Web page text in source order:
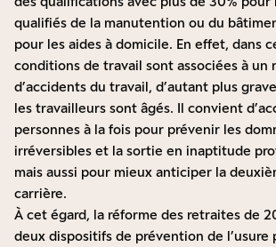
qualifiés de la manutention ou du
pour les aides à domicile. En effet, dans
conditions de travail sont associées à un
d’accidents du travail, d’autant plus
les travailleurs sont âgés. Il convient
personnes à la fois pour prévenir les
irréversibles et la sortie en inaptitude
mais aussi pour mieux anticiper la
carrière.
À cet égard, la réforme des retraites de
deux dispositifs de prévention de l’usure